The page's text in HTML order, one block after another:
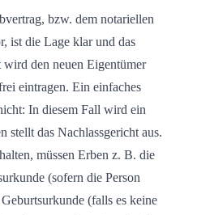
bzw. dem notariellen
ist die Lage klar und das
den neuen Eigentümer
eintragen. Ein einfaches
In diesem Fall wird ein
stellt das Nachlassgericht aus.
müssen Erben z. B. die
(sofern die Person
(falls es keine